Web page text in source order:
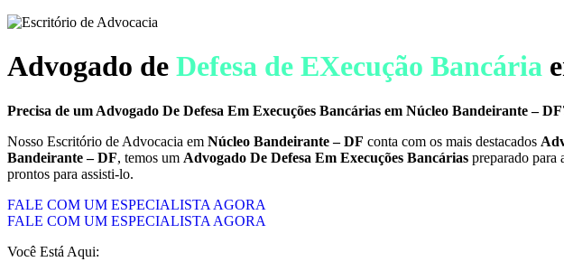
Advogado de Defesa de EXecução Bancária
Precisa de um Advogado De Defesa Em Execuções Bancárias em Núcleo Bandeirante – DF
Nosso Escritório de Advocacia em Núcleo Bandeirante – DF conta com os mais destacados
Bandeirante – DF, temos um Advogado De Defesa Em Execuções Bancárias preparado para
prontos para assisti-lo.
FALE COM UM ESPECIALISTA AGORA
FALE COM UM ESPECIALISTA AGORA
Você Está Aqui: